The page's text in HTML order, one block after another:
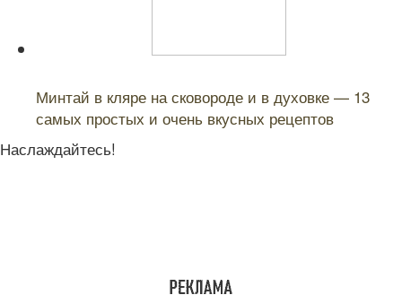
Минтай в кляре на сковороде и в духовке — 13
самых простых и очень вкусных рецептов
Наслаждайтесь!